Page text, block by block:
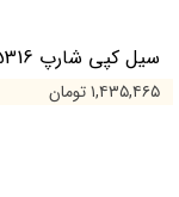
سیل کپی شارپ Sharp AR-160/5316
۱,۴۳۵,۴۶۵ تومان